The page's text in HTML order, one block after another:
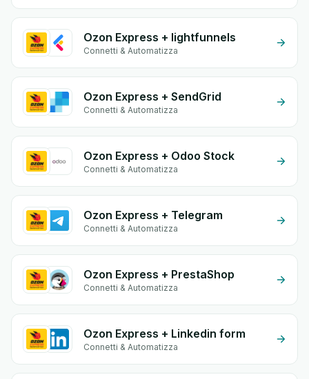
Ozon Express + lightfunnels
Connetti & Automatizza
Ozon Express + SendGrid
Connetti & Automatizza
Ozon Express + Odoo Stock
Connetti & Automatizza
Ozon Express + Telegram
Connetti & Automatizza
Ozon Express + PrestaShop
Connetti & Automatizza
Ozon Express + Linkedin form
Connetti & Automatizza